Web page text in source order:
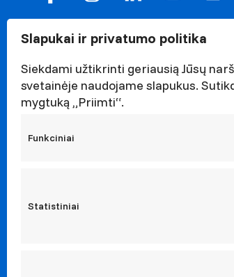
Slapukai ir privatumo politika
Siekdami užtikrinti geriausią Jūsų
svetainėje naudojame slapukus.
mygtuką „Priimti“.
Funkciniai
Statistiniai